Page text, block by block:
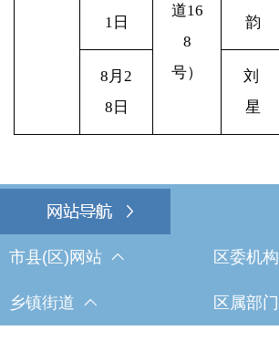
道16
8
号）
1日
韵
8 月2
8日
刘
星
市县(区)网站 区委机构
乡镇街道 区属部门